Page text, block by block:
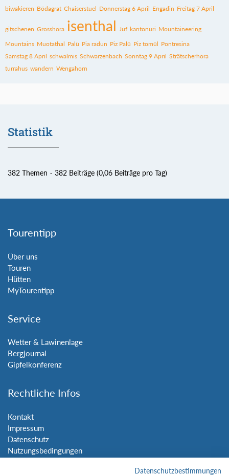
biwakieren Bödagrat Chaiserstuel Donnerstag 6 April Engadin Freitag 7 April
gitschenen Grosshora isenthal Juf kantonuri Mountaineering
Mountains Muotathal Palü Pia radun Piz Palü Piz tomül Pontresina
Samstag 8 April schwalmis Schwarzenbach Sonntag 9 April Strätscherhora
turrahus wandern Wengahorn
Statistik
382 Themen 382 Beiträge (0,06 Beiträge pro Tag)
Tourentipp
Über uns
Touren
Hütten
MyTourentipp
Service
Wetter & Lawinenlage
Bergjournal
Gipfelkonferenz
Rechtliche Infos
Kontakt
Impressum
Datenschutz
Nutzungsbedingungen
Datenschutzbestimmungen